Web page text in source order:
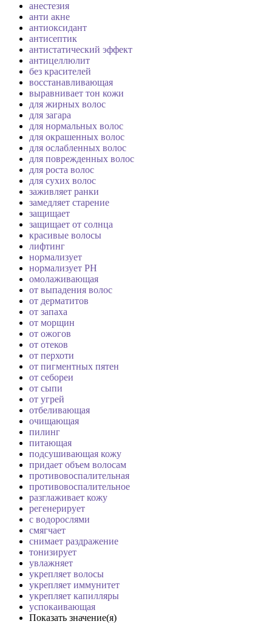
анестезия
анти акне
антиоксидант
антисептик
антистатический эффект
антицеллюлит
без красителей
восстанавливающая
выравнивает тон кожи
для жирных волос
для загара
для нормальных волос
для окрашенных волос
для ослабленных волос
для поврежденных волос
для роста волос
для сухих волос
заживляет ранки
замедляет старение
защищает
защищает от солнца
красивые волосы
лифтинг
нормализует
нормализует PH
омолаживающая
от выпадения волос
от дерматитов
от запаха
от морщин
от ожогов
от отеков
от перхоти
от пигментных пятен
от себореи
от сыпи
от угрей
отбеливающая
очищающая
пилинг
питающая
подсушивающая кожу
придает объем волосам
противовоспалительная
противовоспалительное
разглаживает кожу
регенерирует
с водорослями
смягчает
снимает раздражение
тонизирует
увлажняет
укрепляет волосы
укрепляет иммунитет
укрепляет капилляры
успокаивающая
Показать значение(я)